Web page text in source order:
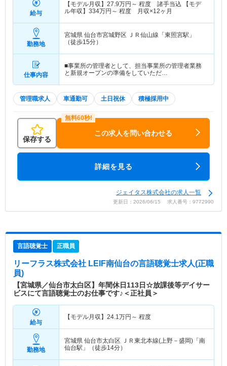
給与
【モデル月収】 27.9万円～ 程度 諸手当込 【モデ
ル年収】 334万円～ 程度 月収×12ヶ月
勤務地
宮城県 仙台市宮城野区 ＪＲ仙山線「東照宮駅」
（徒歩15分）
仕事内容
■事業所の管理者として、担当事業所の管理者業務
と新規オープンの準備をしていただ…
管理職求人 車通勤可 土日祝休 積極採用中
保存する
この求人を問い合わせる
詳細を見る
ジェイタス株式会社の求人一覧
更新日：2026/06/15 求人番号：9772990
言語聴覚士 正職員
リーフラス株式会社 LEIF南仙台の言語聴覚士求人(正職
員)
【宮城県／仙台市太白区】年間休日113日☆放課後等デイサー
ビスにて言語聴覚士のお仕事です♪＜正社員＞
給与
【モデル月収】 24.1万円～ 程度
勤務地
宮城県 仙台市太白区 ＪＲ東北本線(上野－盛岡)「南
仙台駅」（徒歩14分）